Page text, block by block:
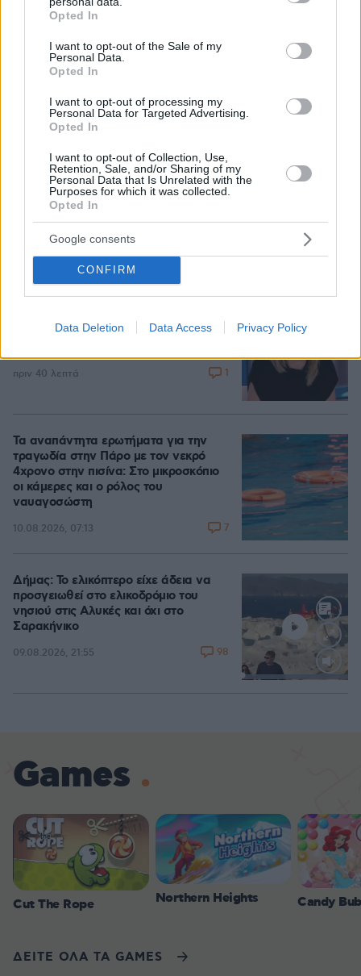
grant or deny consent to Google and its third-party tags to
use your data for below specified purposes in below Google
consent section.
Opted In
I want to opt-out of the Sale of my
Personal Data.
Opted In
I want to opt-out of processing my
Personal Data for Targeted Advertising.
Opted In
I want to opt-out of Collection, Use,
Retention, Sale, and/or Sharing of my
Personal Data that Is Unrelated with the
Purposes for which it was collected.
Opted In
Google consents
CONFIRM
Data Deletion Data Access Privacy Policy
Η 24χρονη αριστούχος της Ιατρικής
Όρκο, μιλά για τον «άριστο γιατρό»
10.08.2026, 08:09
Γιαννακόπουλος για Ολυμπιακό: «Πριν
10 χρόνια φώναζαν οφσάιντ, δεν
ήξεραν ότι η μπάλα μπάσκετ είναι
πορτοκαλί» - Τι είπε για το έμφραγμα
που υπέστη το 2020, Αταμάν,
09.08.2026, 18:32 126
Καρυστιανού: Θα υπάρξουν νομικές
συνέπειες για όσους δεν εξηγήσουν
αυτά τα προσβλητικά που λένε για την
πριν 40 λεπτά 1
Τα αναπάντητα ερωτήματα για την
τραγωδία στην Πάρο με τον νεκρό
4χρονο στην πισίνα: Στο μικροσκόπιο
οι κάμερες και ο ρόλος του
ναυαγοσώστη
10.08.2026, 07:13 7
Loaded
Δήμας: Το ελικόπτερο είχε άδεια να
προσγειωθεί στο ελικοδρόμιο του
νησιού στις Αλυκές και όχι στο
Σαρακήνικο
09.08.2026, 21:55 98
Games
Cut The Rope Northern Heights Candy
ΔΕΙΤΕ ΟΛΑ ΤΑ GAMES